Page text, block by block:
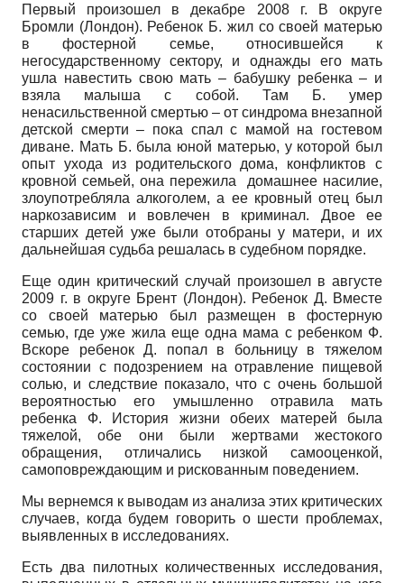
Первый произошел в декабре 2008 г. В округе
Бромли (Лондон). Ребенок Б. жил со своей матерью
в фостерной семье, относившейся к
негосударственному сектору, и однажды его мать
ушла навестить свою мать – бабушку ребенка – и
взяла малыша с собой. Там Б. умер
ненасильственной смертью – от синдрома внезапной
детской смерти – пока спал с мамой на гостевом
диване. Мать Б. была юной матерью, у которой был
опыт ухода из родительского дома, конфликтов с
кровной семьей, она пережила домашнее насилие,
злоупотребляла алкоголем, а ее кровный отец был
наркозависим и вовлечен в криминал. Двое ее
старших детей уже были отобраны у матери, и их
дальнейшая судьба решалась в судебном порядке.
Еще один критический случай произошел в августе
2009 г. в округе Брент (Лондон). Ребенок Д. Вместе
со своей матерью был размещен в фостерную
семью, где уже жила еще одна мама с ребенком Ф.
Вскоре ребенок Д. попал в больницу в тяжелом
состоянии с подозрением на отравление пищевой
солью, и следствие показало, что с очень большой
вероятностью его умышленно отравила мать
ребенка Ф. История жизни обеих матерей была
тяжелой, обе они были жертвами жестокого
обращения, отличались низкой самооценкой,
самоповреждающим и рискованным поведением.
Мы вернемся к выводам из анализа этих критических
случаев, когда будем говорить о шести проблемах,
выявленных в исследованиях.
Есть два пилотных количественных исследования,